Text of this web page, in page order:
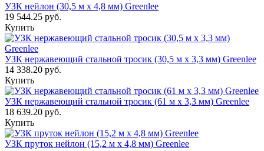
УЗК нейлон (30,5 м х 4,8 мм) Greenlee
19 544.25 руб.
Купить
УЗК нержавеющий стальной тросик (30,5 м х 3,3 мм) Greenlee
14 338.20 руб.
Купить
УЗК нержавеющий стальной тросик (61 м х 3,3 мм) Greenlee
18 639.20 руб.
Купить
УЗК пруток нейлон (15,2 м х 4,8 мм) Greenlee